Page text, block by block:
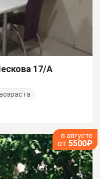
17/А
в августе
от 5500₽